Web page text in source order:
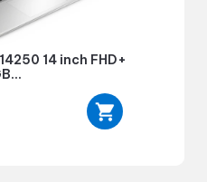
14 inch FHD+